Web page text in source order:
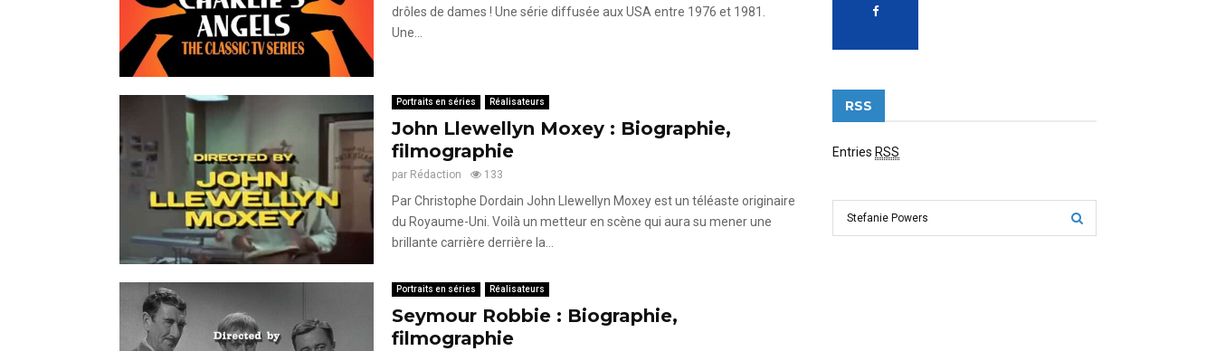
drôles de dames ! Une série diffusée aux USA entre 1976 et 1981.
Une...
Portraits en séries Réalisateurs
John Llewellyn Moxey : Biographie,
filmographie
par Rédaction 133
Par Christophe Dordain John Llewellyn Moxey est un téléaste originaire
du Royaume-Uni. Voilà un metteur en scène qui aura su mener une
brillante carrière derrière la...
Portraits en séries Réalisateurs
Seymour Robbie : Biographie,
filmographie
RSS
Entries RSS